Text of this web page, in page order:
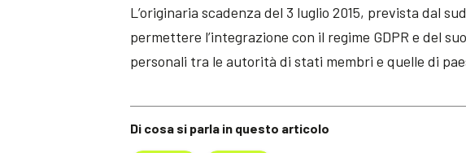
Di cosa si parla in questo articolo
L’originaria scadenza del 3 luglio 2015, prevista dal
permettere l’integrazione con il regime GDPR e del
personali tra le autorità di stati membri e quelle di